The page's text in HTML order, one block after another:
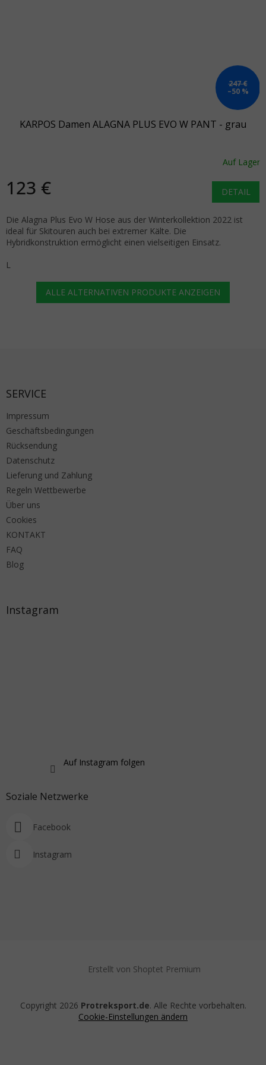
247 €
–50 %
KARPOS Damen ALAGNA PLUS EVO W PANT - grau
Auf Lager
123 € DETAIL
Die Alagna Plus Evo W Hose aus der Winterkollektion 2022 ist
ideal für Skitouren auch bei extremer Kälte. Die
Hybridkonstruktion ermöglicht einen vielseitigen Einsatz.
L
ALLE ALTERNATIVEN PRODUKTE ANZEIGEN
SERVICE
Impressum
Geschäftsbedingungen
Rücksendung
Datenschutz
Lieferung und Zahlung
Regeln Wettbewerbe
Über uns
Cookies
KONTAKT
FAQ
Blog
Instagram
Auf Instagram folgen
Soziale Netzwerke
Facebook
Instagram
Erstellt von Shoptet Premium
Copyright 2026 Protreksport.de. Alle Rechte vorbehalten.
Cookie-Einstellungen ändern